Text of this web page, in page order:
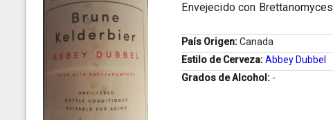
Envejecido con Brettanomyces
País Origen:Canada
Estilo de Cerveza:Abbey Dubbel
Grados de Alcohol: -